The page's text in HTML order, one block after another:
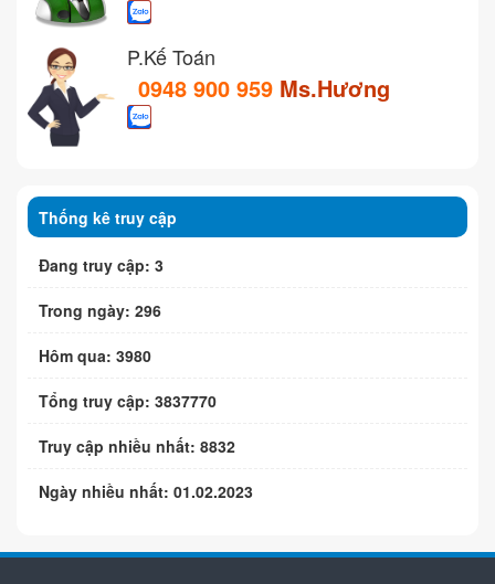
P.Kế Toán
0948 900 959 Ms.Hương
Thống kê truy cập
Đang truy cập: 3
Trong ngày: 296
Hôm qua: 3980
Tổng truy cập: 3837770
Truy cập nhiều nhất: 8832
Ngày nhiều nhất: 01.02.2023